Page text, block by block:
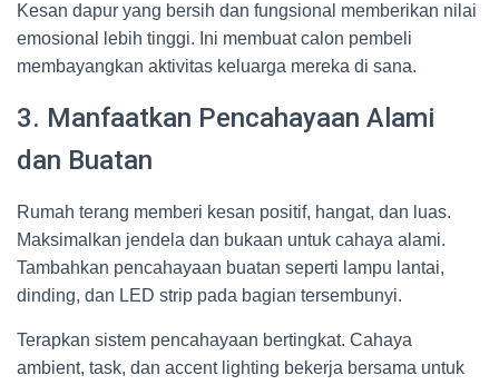
Kesan dapur yang bersih dan fungsional memberikan nilai
emosional lebih tinggi. Ini membuat calon pembeli
membayangkan aktivitas keluarga mereka di sana.
3. Manfaatkan Pencahayaan Alami
dan Buatan
Rumah terang memberi kesan positif, hangat, dan luas.
Maksimalkan jendela dan bukaan untuk cahaya alami.
Tambahkan pencahayaan buatan seperti lampu lantai,
dinding, dan LED strip pada bagian tersembunyi.
Terapkan sistem pencahayaan bertingkat. Cahaya
ambient, task, dan accent lighting bekerja bersama untuk